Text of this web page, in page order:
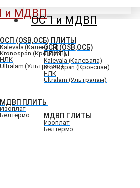
ОСП и МДВП
ОСП (OSB,ОСБ)
ПЛИТЫ
Kalevala (Калевала)
Kronospan (Кронспан)
НЛК
Ultralam (Ультралам)
МДВП ПЛИТЫ
Изоплат
Белтермо
и МДВП
ОСП (OSB,ОСБ) ПЛИТЫ
Kalevala (Калевала)
Kronospan (Кронспан)
НЛК
Ultralam (Ультралам)
МДВП ПЛИТЫ
Изоплат
Белтермо